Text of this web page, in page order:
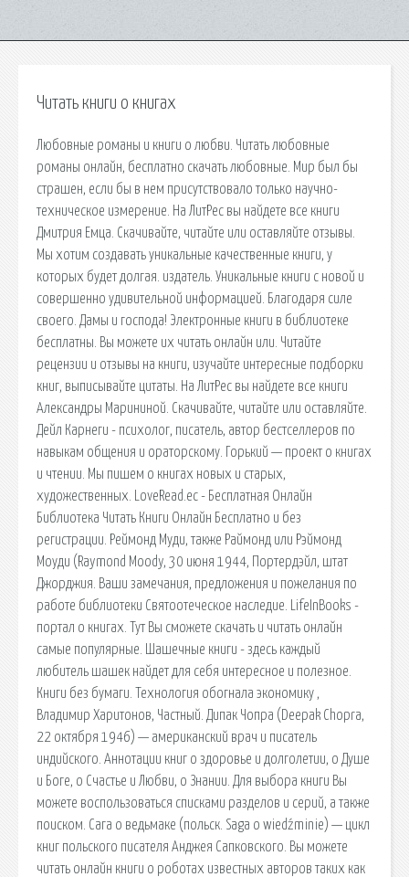
Читать книги о книгах
Любовные романы и книги о любви. Читать любовные
романы онлайн, бесплатно скачать любовные. Мир был бы
страшен, если бы в нем присутствовало только научно-
техническое измерение. На ЛитРес вы найдете все книги
Дмитрия Емца. Скачивайте, читайте или оставляйте отзывы.
Мы хотим создавать уникальные качественные книги, у
которых будет долгая. издатель. Уникальные книги с новой и
совершенно удивительной информацией. Благодаря силе
своего. Дамы и господа! Электронные книги в библиотеке
бесплатны. Вы можете их читать онлайн или. Читайте
рецензии и отзывы на книги, изучайте интересные подборки
книг, выписывайте цитаты. На ЛитРес вы найдете все книги
Александры Марининой. Скачивайте, читайте или оставляйте.
Дейл Карнеги - психолог, писатель, автор бестселлеров по
навыкам общения и ораторскому. Горький — проект о книгах
и чтении. Мы пишем о книгах новых и старых,
художественных. LoveRead.ec - Бесплатная Онлайн
Библиотека Читать Книги Онлайн Бесплатно и без
регистрации. Реймонд Муди, также Раймонд или Рэймонд
Моуди (Raymond Moody, 30 июня 1944, Портердэйл, штат
Джорджия. Ваши замечания, предложения и пожелания по
работе библиотеки Святоотеческое наследие. LifeInBooks -
портал о книгах. Тут Вы сможете скачать и читать онлайн
самые популярные. Шашечные книги - здесь каждый
любитель шашек найдет для себя интересное и полезное.
Книги без бумаги. Технология обогнала экономику ,
Владимир Харитонов, Частный. Дипак Чопра (Deepak Chopra,
22 октября 1946) — американский врач и писатель
индийского. Аннотации книг о здоровье и долголетии, о Душе
и Боге, о Счастье и Любви, о Знании. Для выбора книги Вы
можете воспользоваться списками разделов и серий, а также
поиском. Сага о ведьмаке (польск. Saga o wiedźminie) — цикл
книг польского писателя Анджея Сапковского. Вы можете
читать онлайн книги о роботах известных авторов таких как